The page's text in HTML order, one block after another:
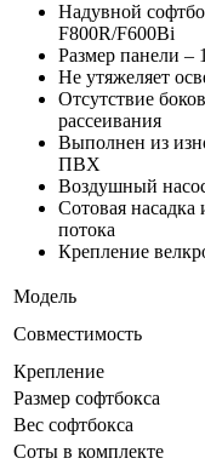
Надувной
F800R/F600Bi
Размер панели –
Не утяжеляет
Отсутствие
рассеивания
Выполнен из
ПВХ
Воздушный
Сотовая
потока
Крепление
Модель
Совместимость
Крепление
Размер софтбокса
Вес софтбокса
Соты в комплекте